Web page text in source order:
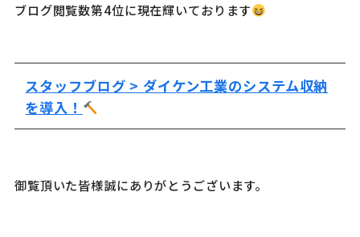
ブログ閲覧数第4位に現在輝いております
スタッフブログ > ダイケン工業のシステム収納
を導入！
御覧頂いた皆様誠にありがとうございます。